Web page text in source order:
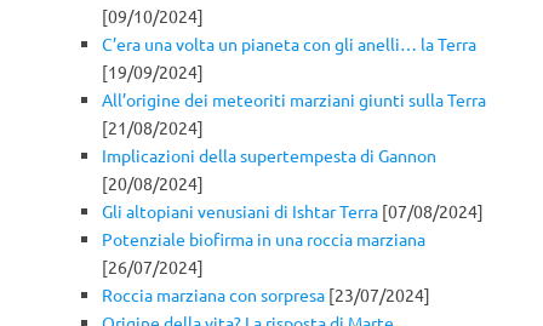
[09/10/2024]
C’era una volta un pianeta con gli anelli… la Terra
[19/09/2024]
All’origine dei meteoriti marziani giunti sulla Terra
[21/08/2024]
Implicazioni della supertempesta di Gannon
[20/08/2024]
Gli altopiani venusiani di Ishtar Terra [07/08/2024]
Potenziale biofirma in una roccia marziana
[26/07/2024]
Roccia marziana con sorpresa [23/07/2024]